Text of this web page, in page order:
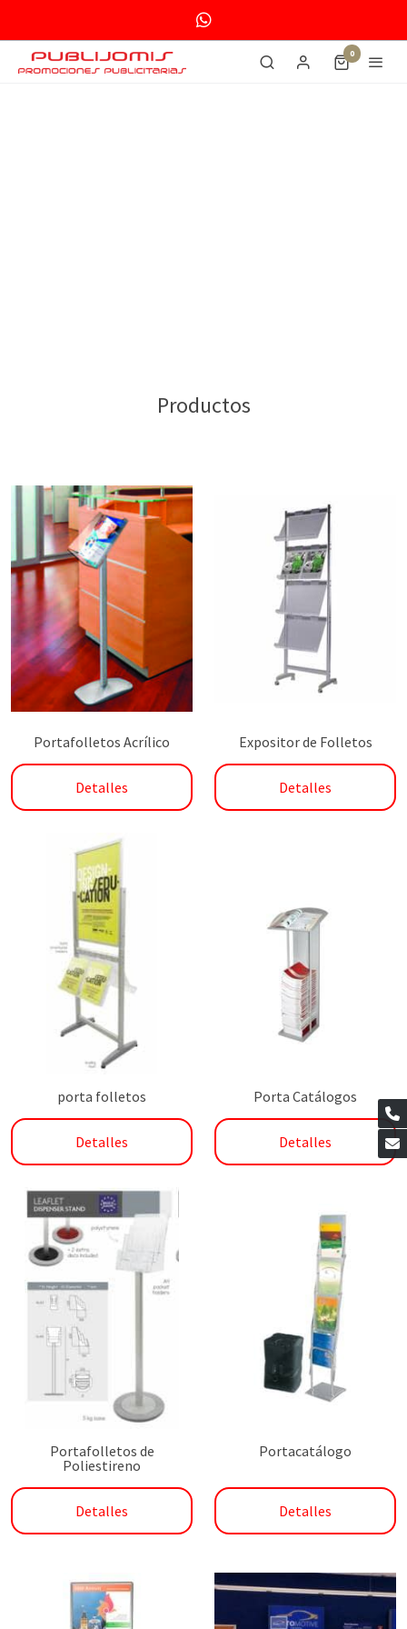
0
Productos
Portafolletos Acrílico
Detalles
Expositor de Folletos
Detalles
porta folletos
Detalles
Porta Catálogos
Detalles
Portafolletos de
Poliestireno
Detalles
Portacatálogo
Detalles